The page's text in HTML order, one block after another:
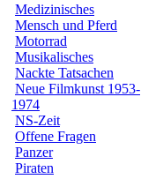
Medizinisches
Mensch und Pferd
Motorrad
Musikalisches
Nackte Tatsachen
Neue Filmkunst 1953-
1974
NS-Zeit
Offene Fragen
Panzer
Piraten